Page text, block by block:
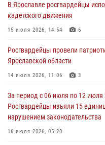
Ярославские росгвардейцы за
более 300 выездов по сигналам
03 августа 2026, 07:09
Росгвардейцы оказали
празднования Дня ВДВ в
03 августа 2026, 06:20
За период с 20 июля по 26 июля
Росгвардейцы изъяли 41
нарушением законодательства
30 июля 2026, 11:51
В Ярославле росгвардейцы
кадетского движения
15 июля 2026, 14:54 6
Росгвардейцы провели
Ярославской области
14 июля 2026, 11:06 3
За период с 06 июля по 12 июля
Росгвардейцы изъяли 15
нарушением законодательства
16 июля 2026, 05:20